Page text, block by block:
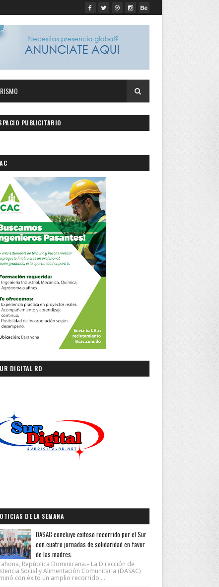
PUBLICITARIO
DIGITAL RD
DE LA SEMANA
DASAC concluye exitoso recorrido por el Sur
con cuatro jornadas de solidaridad en favor
de las madres.
República Dominicana.– La Dirección de
Social y Alimentación Comunitaria (DASAC)
con éxito un amplio recorrido ...